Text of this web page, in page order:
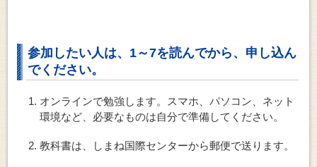
参加したい人は、1～7を読んでから、申し込ん
でください。
オンラインで勉強します。スマホ、パソコン、ネット
環境など、必要なものは自分で準備してください。
教科書は、しまね国際センターから郵便で送ります。